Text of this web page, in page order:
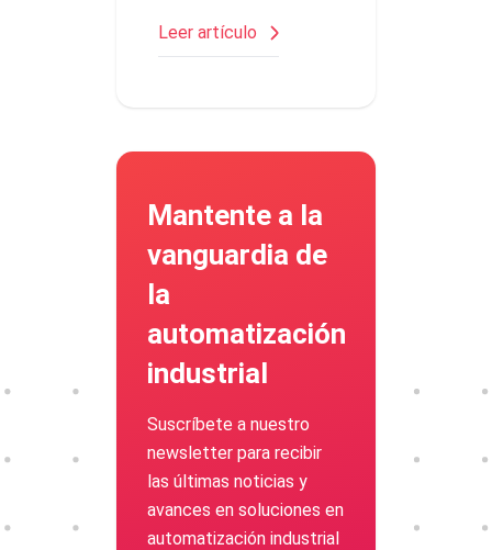
Leer artículo
Mantente a la
vanguardia de
la
automatización
industrial
Suscríbete a nuestro
newsletter para recibir
las últimas noticias y
avances en soluciones en
automatización industrial